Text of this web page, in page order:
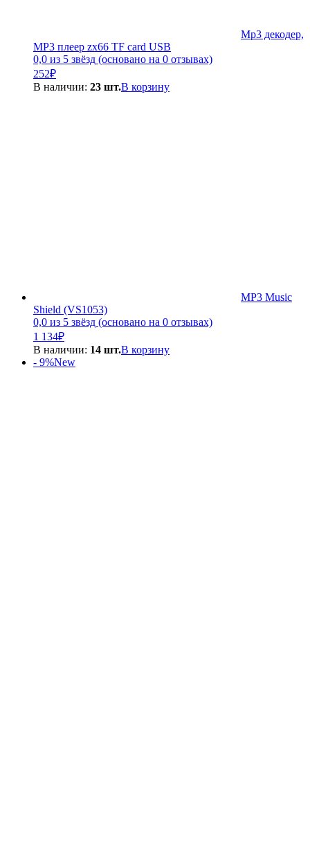
Mp3 декодер,
MP3 плеер zx66 TF card USB
0,0 из 5 звёзд (основано на 0 отзывах)
252₽
В наличии: 23 шт.В корзину
MP3 Music
Shield (VS1053)
0,0 из 5 звёзд (основано на 0 отзывах)
1 134₽
В наличии: 14 шт.В корзину
- 9%New